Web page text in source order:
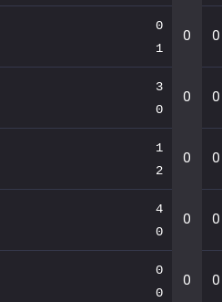
0
1
0 0
3
0
0 0
1
2
0 0
4
0
0 0
0
0
0 0